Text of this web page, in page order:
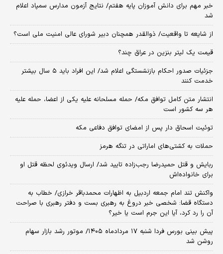
خبر مهم برای دانش آموزان پایه هفتم/ نتایج آزمون مدارس سمپاد اعلام
شد
از شایعه تا واقعیت/ ذوالقدر همچنان دبیر شورای ‌عالی امنیت ملی است؟
قیمت یک لیتر بنزین در عراق چند؟
جزئیات صدور احکام بازنشستگی اعلام شد/ این افراد باید ۵ سال بیشتر
خدمت کنند
انتشار متن کامل توافق مکه/ حمله مسلحانه علیه یکی از اعضا، حمله علیه
هر سه کشور است
توئیت اسحاق دار پس از امضای توافق دفاعی مکه
حملات به کشتی‌های اماراتی در تنگه هرمز
ربایش و قتل حمیدرضا رجب‌زاده تایید شد/ ارسال ویدئوی لحظه قتل او
برای خانواده‌اش
واکنش تند امام جمعه اردبیل به اظهارات محمدباقر خرازی/ خطاب به
دستگاه قضا: شخصی خبر دروغ به رهبری بست و دفتر رهبری با صراحت
آن را رد کرد، آیا این جرم است یا خیر؟
پیش بینی بورس فردا شنبه ۱۷ مردادماه ۱۴۰۵/ موتور رشد بازار سهام
روشن شد